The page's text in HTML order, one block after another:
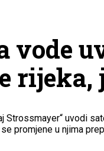
vode
rijeka,
Strossmayer“ uvodi
promjene u njima